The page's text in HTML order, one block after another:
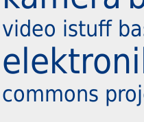
video istuff
commons